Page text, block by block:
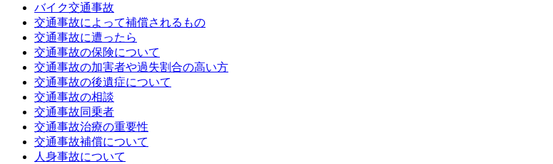
バイク交通事故
交通事故によって補償されるもの
交通事故に遭ったら
交通事故の保険について
交通事故の加害者や過失割合の高い方
交通事故の後遺症について
交通事故の相談
交通事故同乗者
交通事故治療の重要性
交通事故補償について
人身事故について